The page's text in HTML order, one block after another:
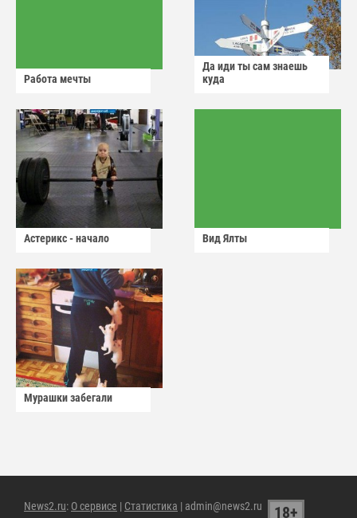
Работа мечты
Да иди ты сам знаешь
куда
Астерикс - начало Вид Ялты
Мурашки забегали
News2.ru: О сервисе | Статистика | admin@news2.ru 18+